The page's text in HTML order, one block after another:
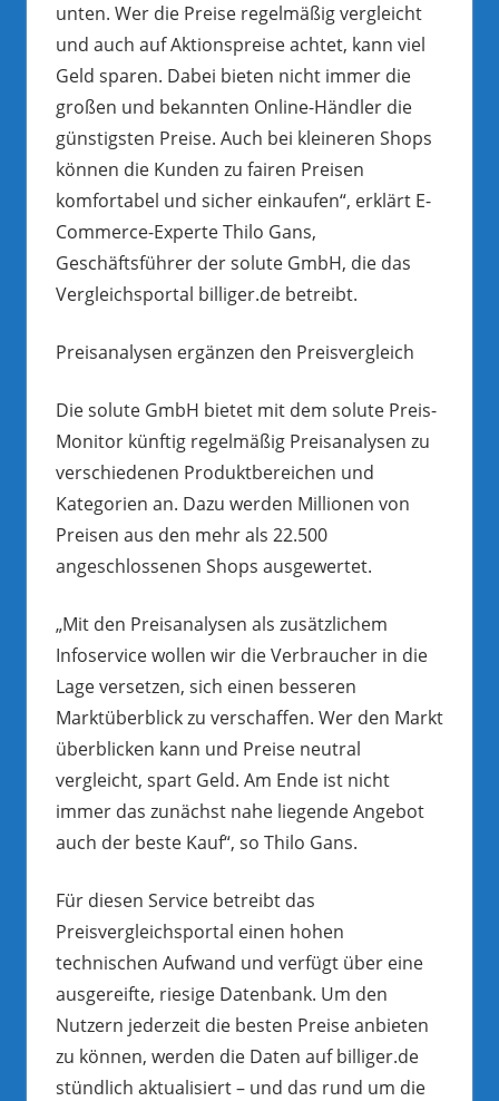
unten. Wer die Preise regelmäßig vergleicht
und auch auf Aktionspreise achtet, kann viel
Geld sparen. Dabei bieten nicht immer die
großen und bekannten Online-Händler die
günstigsten Preise. Auch bei kleineren Shops
können die Kunden zu fairen Preisen
komfortabel und sicher einkaufen“, erklärt E-
Commerce-Experte Thilo Gans,
Geschäftsführer der solute GmbH, die das
Vergleichsportal billiger.de betreibt.
Preisanalysen ergänzen den Preisvergleich
Die solute GmbH bietet mit dem solute Preis-
Monitor künftig regelmäßig Preisanalysen zu
verschiedenen Produktbereichen und
Kategorien an. Dazu werden Millionen von
Preisen aus den mehr als 22.500
angeschlossenen Shops ausgewertet.
„Mit den Preisanalysen als zusätzlichem
Infoservice wollen wir die Verbraucher in die
Lage versetzen, sich einen besseren
Marktüberblick zu verschaffen. Wer den Markt
überblicken kann und Preise neutral
vergleicht, spart Geld. Am Ende ist nicht
immer das zunächst nahe liegende Angebot
auch der beste Kauf“, so Thilo Gans.
Für diesen Service betreibt das
Preisvergleichsportal einen hohen
technischen Aufwand und verfügt über eine
ausgereifte, riesige Datenbank. Um den
Nutzern jederzeit die besten Preise anbieten
zu können, werden die Daten auf billiger.de
stündlich aktualisiert – und das rund um die